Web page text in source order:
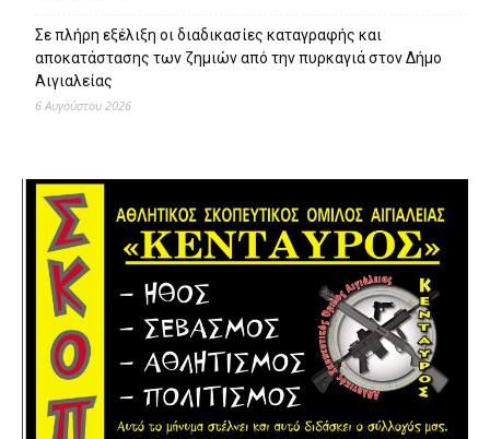
Σε πλήρη εξέλιξη οι διαδικασίες καταγραφής και
αποκατάστασης των ζημιών από την πυρκαγιά στον Δήμο
Αιγιαλείας
6 Αυγούστου 2026